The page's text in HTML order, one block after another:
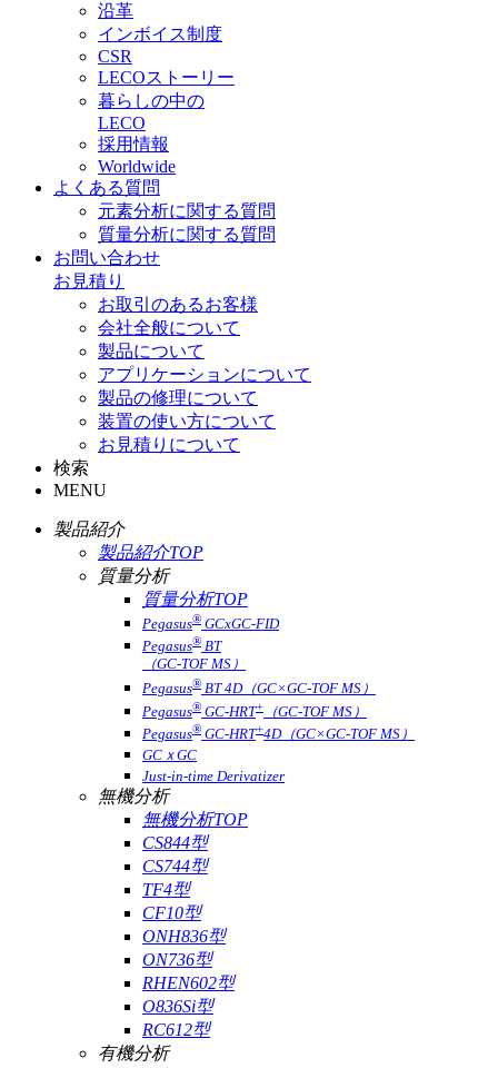
沿革
インボイス制度
CSR
LECOストーリー
暮らしの中の
LECO
採用情報
Worldwide
よくある質問
元素分析に関する質問
質量分析に関する質問
お問い合わせ
お見積り
お取引のあるお客様
会社全般について
製品について
アプリケーションについて
製品の修理について
装置の使い方について
お見積りについて
検索
MENU
製品紹介
製品紹介TOP
質量分析
質量分析TOP
Pegasus® GCxGC-FID
Pegasus® BT
（GC-TOF MS）
Pegasus® BT 4D（GC×GC-TOF MS）
Pegasus® GC-HRT+
（GC-TOF MS）
Pegasus® GC-HRT+4D（GC×GC-TOF MS）
GCｘGC
Just-in-time Derivatizer
無機分析
無機分析TOP
CS844型
CS744型
TF4型
CF10型
ONH836型
ON736型
RHEN602型
O836Si型
RC612型
有機分析